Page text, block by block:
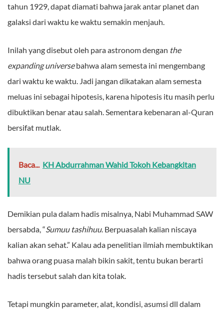
tahun 1929, dapat diamati bahwa jarak antar planet dan
galaksi dari waktu ke waktu semakin menjauh.
Inilah yang disebut oleh para astronom dengan the
expanding universebahwa alam semesta ini mengembang
dari waktu ke waktu. Jadi jangan dikatakan alam semesta
meluas ini sebagai hipotesis, karena hipotesis itu masih perlu
dibuktikan benar atau salah. Sementara kebenaran al-Quran
bersifat mutlak.
Baca... KH Abdurrahman Wahid Tokoh Kebangkitan
NU
Demikian pula dalam hadis misalnya, Nabi Muhammad SAW
bersabda, “Sumuu tashihuu. Berpuasalah kalian niscaya
kalian akan sehat.” Kalau ada penelitian ilmiah membuktikan
bahwa orang puasa malah bikin sakit, tentu bukan berarti
hadis tersebut salah dan kita tolak.
Tetapi mungkin parameter, alat, kondisi, asumsi dll dalam